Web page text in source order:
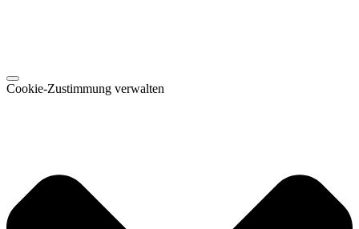
Cookie-Zustimmung verwalten